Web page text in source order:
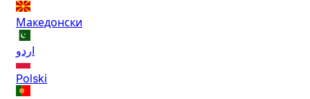
Македонски
اردو
Polski